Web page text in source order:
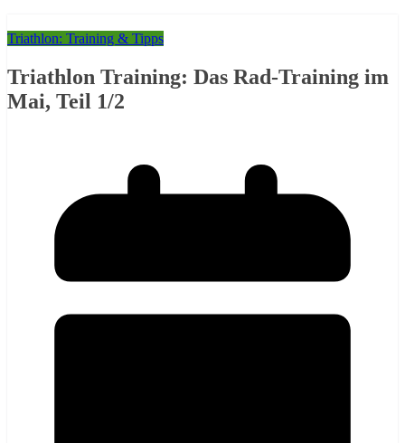
Triathlon: Training & Tipps
Triathlon Training: Das Rad-Training im
Mai, Teil 1/2